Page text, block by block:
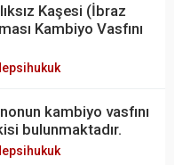
Kaşesi (İbraz
Kambiyo Vasfını
kambiyo vasfını
bulunmaktadır.